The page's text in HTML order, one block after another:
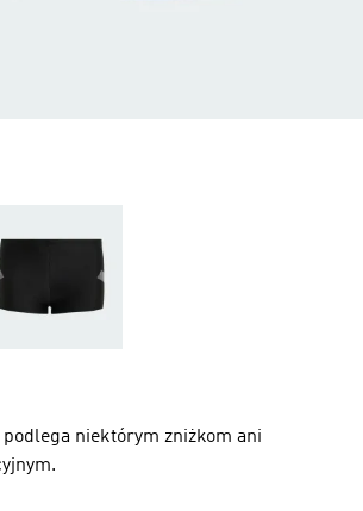
podlega niektórym zniżkom ani